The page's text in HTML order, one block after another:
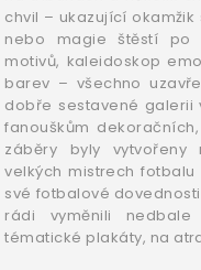
chvil – ukazující
nebo magie štěstí po
motivů, kaleidoskop
barev – všechno
dobře sestavené galerii
fanouškům
záběry byly vytvořeny
velkých mistrech
své fotbalové
rádi vyměnili
tématické plakáty, na